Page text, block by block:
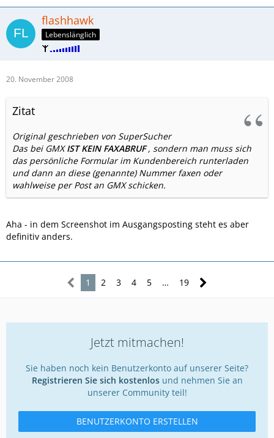
flashhawk
Lebenslänglich
20. November 2008
Zitat
Original geschrieben von SuperSucher
Das bei GMXIST KEIN FAXABRUF, sondern man muss sich
das persönliche Formular im Kundenbereich runterladen
und dann an diese (genannte) Nummer faxen oder
wahlweise per Post an GMX schicken.
Aha - in dem Screenshot im Ausgangsposting steht es aber
definitiv anders.
1 2 3 4 5 … 19
Jetzt mitmachen!
Sie haben noch kein Benutzerkonto auf unserer Seite?
Registrieren Sie sich kostenlosund nehmen Sie an
unserer Community teil!
BENUTZERKONTO ERSTELLEN